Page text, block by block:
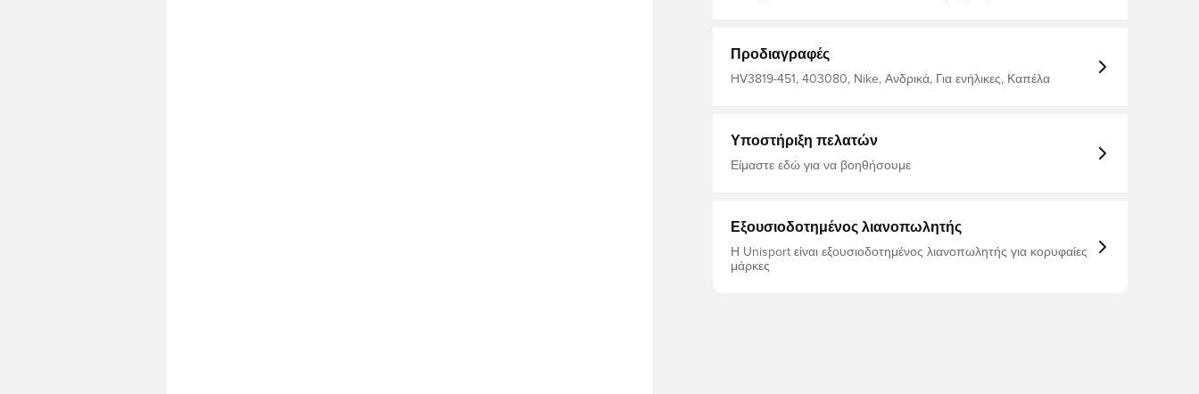
Προδιαγραφές
HV3819-451, 403080, Nike, Ανδρικά, Για ενήλικες, Καπέλα
Υποστήριξη πελατών
Είμαστε εδώ για να βοηθήσουμε
Εξουσιοδοτημένος λιανοπωλητής
Η Unisport είναι εξουσιοδοτημένος λιανοπωλητής για κορυφαίες
μάρκες